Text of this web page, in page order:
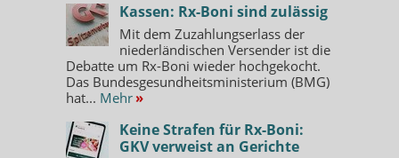
Kassen: Rx-Boni sind zulässig
Mit dem Zuzahlungserlass der
niederländischen Versender ist die
Debatte um Rx-Boni wieder hochgekocht.
Das Bundesgesundheitsministerium (BMG)
hat... Mehr »
Keine Strafen für Rx-Boni:
GKV verweist an Gerichte